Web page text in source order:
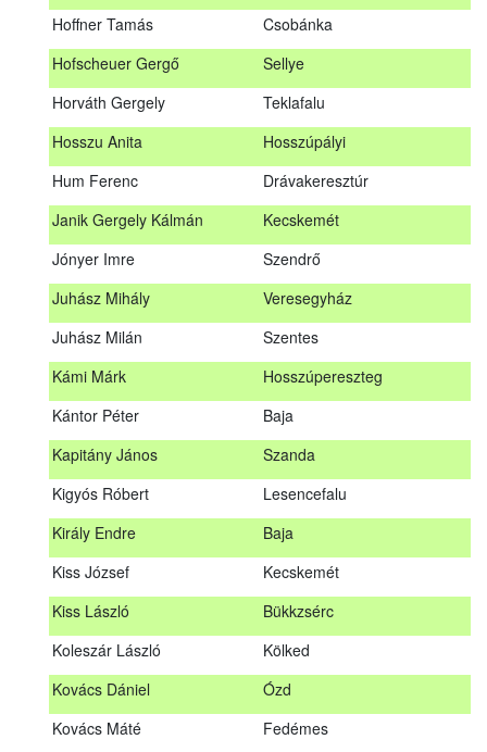
Hoffner Tamás
Csobánka
Hofscheuer Gergő
Sellye
Horváth Gergely
Teklafalu
Hosszu Anita
Hosszúpályi
Hum Ferenc
Drávakeresztúr
Janik Gergely Kálmán
Kecskemét
Jónyer Imre
Szendrő
Juhász Mihály
Veresegyház
Juhász Milán
Szentes
Kámi Márk
Hosszúpereszteg
Kántor Péter
Baja
Kapitány János
Szanda
Kigyós Róbert
Lesencefalu
Király Endre
Baja
Kiss József
Kecskemét
Kiss László
Bükkzsérc
Koleszár László
Kölked
Kovács Dániel
Ózd
Kovács Máté
Fedémes
Kosd
Csobánka
Horváth Gergely
Hosszu Anita
Drávakeresztúr
Szendrő
Veresegyház
Juhász Milán
Kámi Márk
Kántor Péter
Baja